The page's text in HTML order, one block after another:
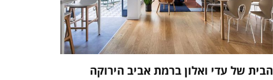
הבית של עדי ואלון ברמת אביב הירוקה